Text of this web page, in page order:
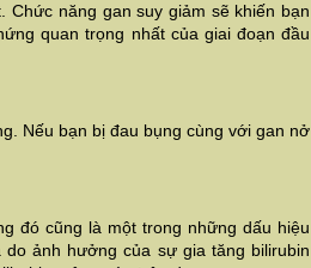
năng gan suy giảm sẽ khiến bạn
quan trọng nhất của giai đoạn đầu
Nếu bạn bị đau bụng cùng với gan nở
đó cũng là một trong những dấu hiệu
ảnh hưởng của sự gia tăng bilirubin